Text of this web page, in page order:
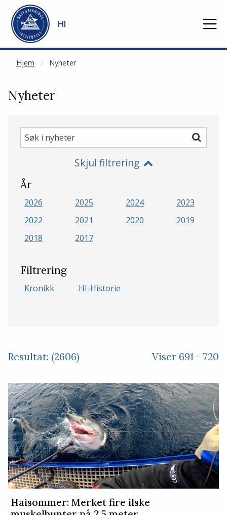
Gå til hovedinnhold
HI
Hjem Nyheter
NOT CACHED
Nyheter
Søk
i
Søk
Skjul filtrering
År
2026 2025 2024
2023
2022
2021 2020
2019
2018
2017
Filtrering
Kronikk HI-Historie
Resultat: (2606) Viser 691 - 720
Haisommer: Merket fire ilske